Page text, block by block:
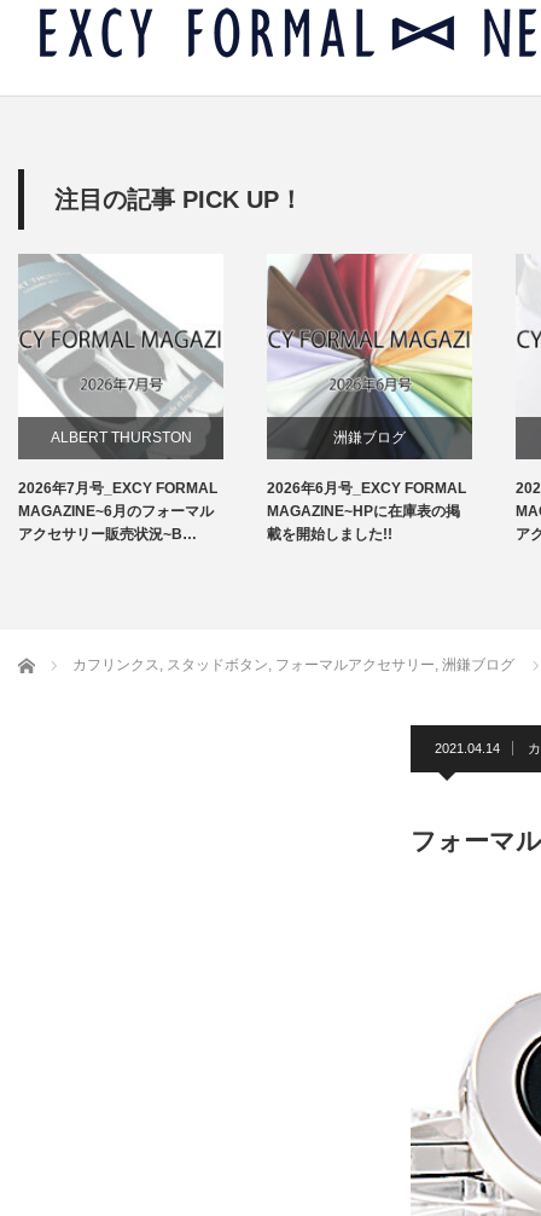
注目の記事 PICK UP！
ALBERT THURSTON
お知らせ
2026年7月号_EXCY FORMAL
MAGAZINE~6月のフォーマル
アクセサリー販売状況~B…
洲鎌ブログ
2026年6月号_EXCY FORMAL
MAGAZINE~HPに在庫表の掲
載を開始しました!!
ア
ホーム カフリンクス, スタッドボタン, フォーマルアクセサリー, 洲鎌ブログ
2021.04.14
フォーマ